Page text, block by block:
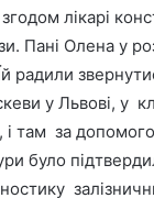
лікарі
Пані Олена у
радили
у Львові, у
і там за
було